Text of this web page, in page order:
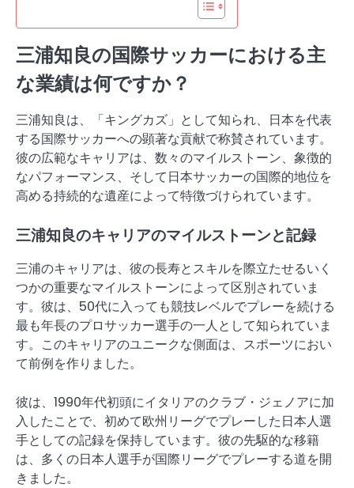
三浦知良の国際サッカーにおける主
な業績は何ですか？
三浦知良は、「キングカズ」として知られ、日本を代表
する国際サッカーへの顕著な貢献で称賛されています。
彼の広範なキャリアは、数々のマイルストーン、象徴的
なパフォーマンス、そして日本サッカーの国際的地位を
高める持続的な遺産によって特徴づけられています。
三浦知良のキャリアのマイルストーンと記録
三浦のキャリアは、彼の長寿とスキルを際立たせるいく
つかの重要なマイルストーンによって区別されていま
す。彼は、50代に入っても競技レベルでプレーを続ける
最も年長のプロサッカー選手の一人として知られていま
す。このキャリアのユニークな側面は、スポーツにおい
て前例を作りました。
彼は、1990年代初頭にイタリアのクラブ・ジェノアに加
入したことで、初めて欧州リーグでプレーした日本人選
手としての記録を保持しています。彼の先駆的な移籍
は、多くの日本人選手が国際リーグでプレーする道を開
きました。